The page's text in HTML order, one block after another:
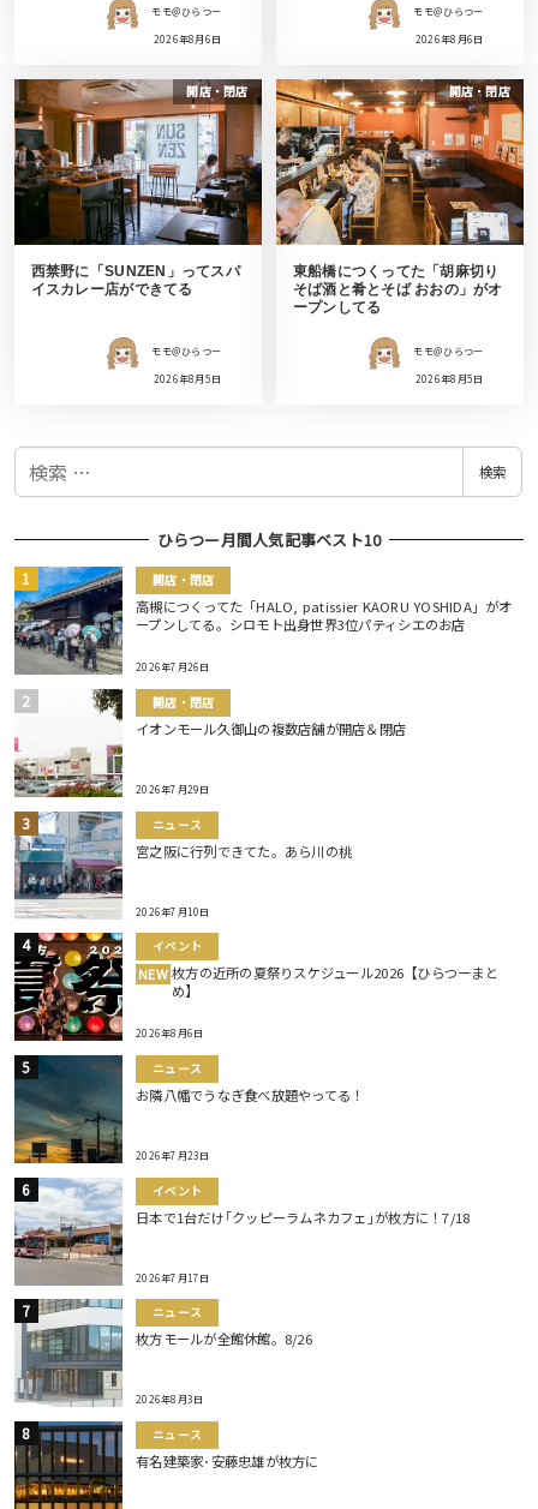
モモ＠ひらつー
2026年8月6日
モモ＠ひらつー
2026年8月6日
開店・閉店
西禁野に「SUNZEN」ってスパ
イスカレー店ができてる
モモ＠ひらつー
2026年8月5日
開店・閉店
東船橋につくってた「胡麻切り
そば酒と肴とそば おおの」がオ
ープンしてる
モモ＠ひらつー
2026年8月5日
検
検索
ひらつー月間人気記事ベスト10
開店・閉店
高槻につくってた「HALO, patissier KAORU YOSHIDA」がオ
ープンしてる。シロモト出身世界3位パティシエのお店
2026年7月26日
開店・閉店
イオンモール久御山の複数店舗が開店＆閉店
2026年7月29日
ニュース
宮之阪に行列できてた。あら川の桃
2026年7月10日
イベント
NEW 枚方の近所の夏祭りスケジュール2026【ひらつーまと
め】
2026年8月6日
ニュース
お隣八幡でうなぎ食べ放題やってる！
2026年7月23日
イベント
日本で1台だけ｢クッピーラムネカフェ｣が枚方に！7/18
2026年7月17日
ニュース
枚方モールが全館休館。8/26
2026年8月3日
ニュース
有名建築家･安藤忠雄が枚方に